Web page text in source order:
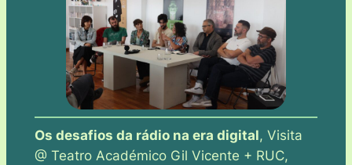
Os desafios da rádio na era digital, Visita
@ Teatro Académico Gil Vicente + RUC,